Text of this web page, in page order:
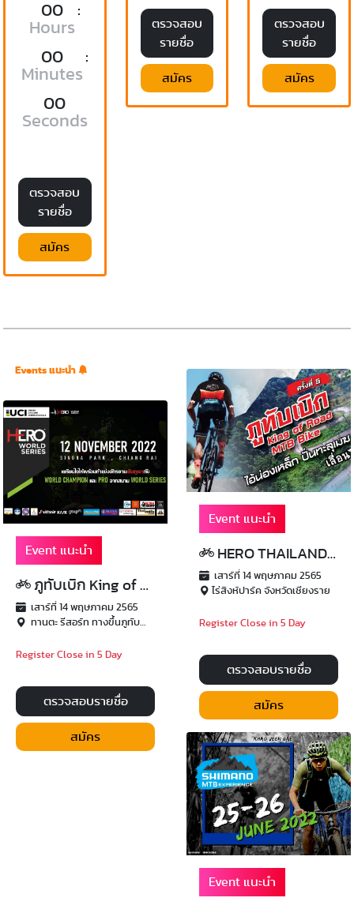
00
Hours
:
00
Minutes
:
00
Seconds
ตรวจสอบ
รายชื่อ
สมัคร
ตรวจสอบ
รายชื่อ
สมัคร
ตรวจสอบ
รายชื่อ
สมัคร
Events แนะนำ
Event แนะนำ
ภูทับเบิก King of Road & MTB ครั้งที่ 5
เสาร์ที่ 14 พฤษภาคม 2565
ทานตะ รีสอร์ท ทางขึ้นภูทับเบิก
Register Close in 5 Day
ตรวจสอบรายชื่อ
สมัคร
Event แนะนำ
HERO THAILAND 2022
เสาร์ที่ 14 พฤษภาคม 2565
ไร่สิงห์ปาร์ค จังหวัดเชียงราย
Register Close in 5 Day
ตรวจสอบรายชื่อ
สมัคร
Event แนะนำ